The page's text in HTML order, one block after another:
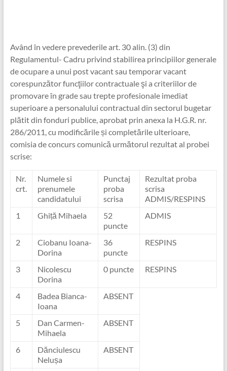
Având în vedere prevederile art. 30 alin. (3) din
Regulamentul- Cadru privind stabilirea principiilor generale
de ocupare a unui post vacant sau temporar vacant
corespunzător funcţiilor contractuale şi a criteriilor de
promovare în grade sau trepte profesionale imediat
superioare a personalului contractual din sectorul bugetar
plătit din fonduri publice, aprobat prin anexa la H.G.R. nr.
286/2011, cu modificările și completările ulterioare,
comisia de concurs comunică următorul rezultat al probei
scrise:
Nr.
crt.
Numele si
prenumele
candidatului
Punctaj
proba
scrisa
Rezultat proba
scrisa
ADMIS/RESPINS
1
Ghiță Mihaela
52
puncte
ADMIS
2
Ciobanu Ioana-
Dorina
36
puncte
RESPINS
3
Nicolescu
Dorina
0 puncte RESPINS
4
Badea Bianca-
Ioana
ABSENT
5
Dan Carmen-
Mihaela
ABSENT
6
Dănciulescu
Nelușa
ABSENT